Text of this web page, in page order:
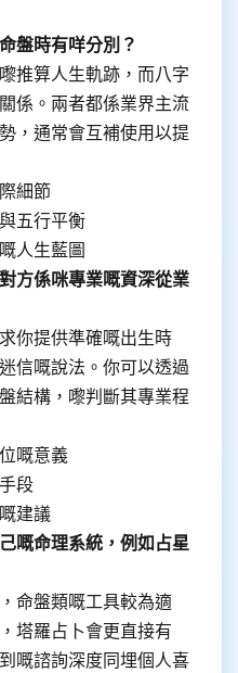
盤時有咩分別？
推算人生軌跡，而八字
係。兩者都係業界主流
，通常會互補使用以提
細節
五行平衡
人生藍圖
方係咪專業嘅資深從業
你提供準確嘅出生時
信嘅說法。你可以透過
結構，嚟判斷其專業程
嘅意義
段
建議
嘅命理系統，例如占星
命盤類嘅工具較為適
塔羅占卜會更直接有
嘅諮詢深度同埋個人喜